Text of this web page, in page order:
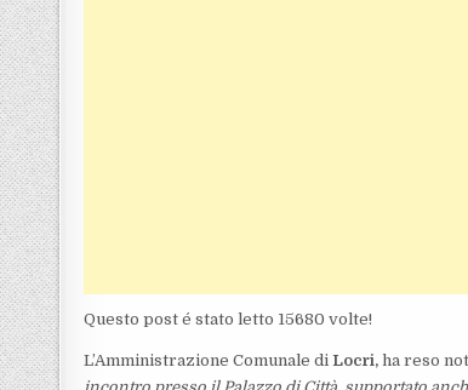
Questo post é stato letto 15680 volte!
L’Amministrazione Comunale diLocri, ha reso